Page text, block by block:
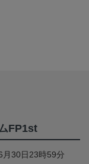
FP1st
月30日23時59分